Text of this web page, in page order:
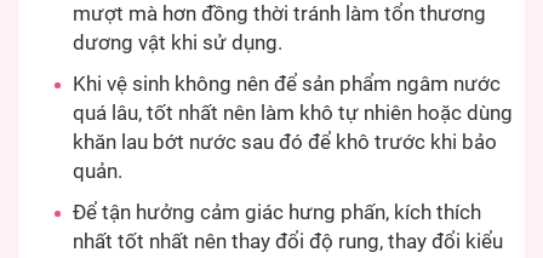
mượt mà hơn đồng thời tránh làm tổn thương
dương vật khi sử dụng.
Khi vệ sinh không nên để sản phẩm ngâm nước
quá lâu, tốt nhất nên làm khô tự nhiên hoặc dùng
khăn lau bớt nước sau đó để khô trước khi bảo
quản.
Để tận hưởng cảm giác hưng phấn, kích thích
nhất tốt nhất nên thay đổi độ rung, thay đổi kiểu